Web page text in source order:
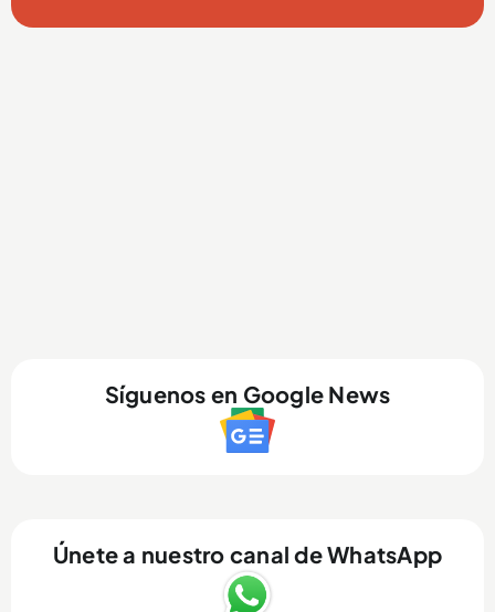
Síguenos en Google News
Únete a nuestro canal de WhatsApp